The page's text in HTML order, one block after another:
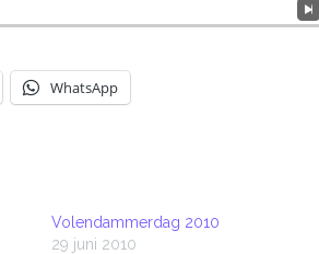
WhatsApp
Volendammerdag 2010
29 juni 2010